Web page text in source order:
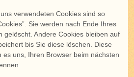
verwendeten Cookies sind so
Sie werden nach Ende Ihres
gelöscht. Andere Cookies bleiben auf
bis Sie diese löschen. Diese
es uns, Ihren Browser beim nächsten